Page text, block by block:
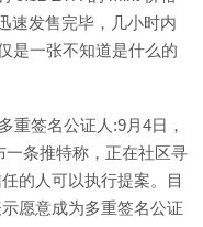
速发售完毕，几小时内
是一张不知道是什么的
重签名公证人:9月4日，
一条推特称，正在社区寻
的人可以执行提案。目
愿意成为多重签名公证